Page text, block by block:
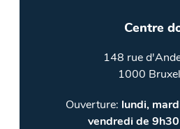
Centre
148 rue
1000
Ouverture: lundi,
vendredi de